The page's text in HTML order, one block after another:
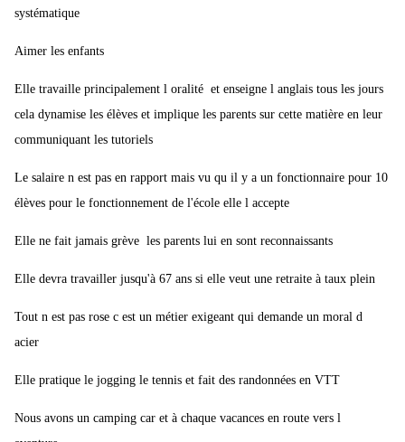
systématique
Aimer les enfants
Elle travaille principalement l oralité et enseigne l anglais tous les jours
cela dynamise les élèves et implique les parents sur cette matière en leur
communiquant les tutoriels
Le salaire n est pas en rapport mais vu qu il y a un fonctionnaire pour 10
élèves pour le fonctionnement de l'école elle l accepte
Elle ne fait jamais grève les parents lui en sont reconnaissants
Elle devra travailler jusqu'à 67 ans si elle veut une retraite à taux plein
Tout n est pas rose c est un métier exigeant qui demande un moral d
acier
Elle pratique le jogging le tennis et fait des randonnées en VTT
Nous avons un camping car et à chaque vacances en route vers l